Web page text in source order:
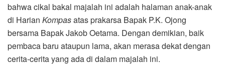
bahwa cikal bakal majalah ini adalah halaman anak-anak
di Harian Kompasatas prakarsa Bapak P.K. Ojong
bersama Bapak Jakob Oetama. Dengan demikian, baik
pembaca baru ataupun lama, akan merasa dekat dengan
cerita-cerita yang ada di dalam majalah ini.